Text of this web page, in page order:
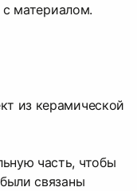
материалом.
из керамической
часть, чтобы
связаны